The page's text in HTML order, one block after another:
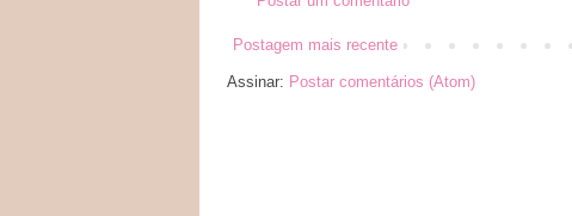
Postagem mais recente
Assinar: Postar comentários (Atom)